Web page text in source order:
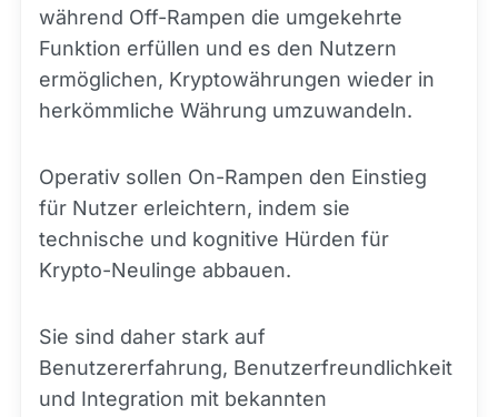
während Off-Rampen die umgekehrte
Funktion erfüllen und es den Nutzern
ermöglichen, Kryptowährungen wieder in
herkömmliche Währung umzuwandeln.
Operativ sollen On-Rampen den Einstieg
für Nutzer erleichtern, indem sie
technische und kognitive Hürden für
Krypto-Neulinge abbauen.
Sie sind daher stark auf
Benutzererfahrung, Benutzerfreundlichkeit
und Integration mit bekannten